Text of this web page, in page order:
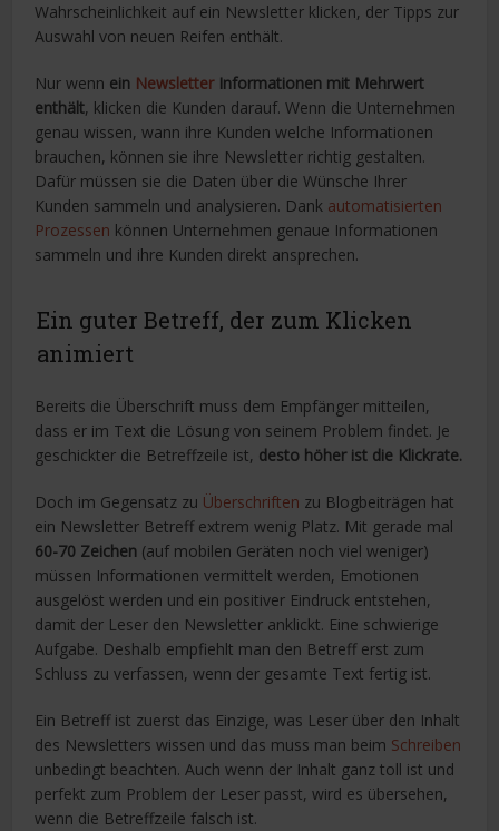
Wahrscheinlichkeit auf ein Newsletter klicken, der Tipps zur
Auswahl von neuen Reifen enthält.
Nur wenn ein NewsletterInformationen mit Mehrwert
enthält, klicken die Kunden darauf. Wenn die Unternehmen
genau wissen, wann ihre Kunden welche Informationen
brauchen, können sie ihre Newsletter richtig gestalten.
Dafür müssen sie die Daten über die Wünsche Ihrer
Kunden sammeln und analysieren. Dank automatisierten
Prozessen können Unternehmen genaue Informationen
sammeln und ihre Kunden direkt ansprechen.
Ein guter Betreff, der zum Klicken
animiert
Bereits die Überschrift muss dem Empfänger mitteilen,
dass er im Text die Lösung von seinem Problem findet. Je
geschickter die Betreffzeile ist, desto höher ist die Klickrate.
Doch im Gegensatz zu Überschriften zu Blogbeiträgen hat
ein Newsletter Betreff extrem wenig Platz. Mit gerade mal
60-70 Zeichen (auf mobilen Geräten noch viel weniger)
müssen Informationen vermittelt werden, Emotionen
ausgelöst werden und ein positiver Eindruck entstehen,
damit der Leser den Newsletter anklickt. Eine schwierige
Aufgabe. Deshalb empfiehlt man den Betreff erst zum
Schluss zu verfassen, wenn der gesamte Text fertig ist.
Ein Betreff ist zuerst das Einzige, was Leser über den Inhalt
des Newsletters wissen und das muss man beim Schreiben
unbedingt beachten. Auch wenn der Inhalt ganz toll ist und
perfekt zum Problem der Leser passt, wird es übersehen,
wenn die Betreffzeile falsch ist.